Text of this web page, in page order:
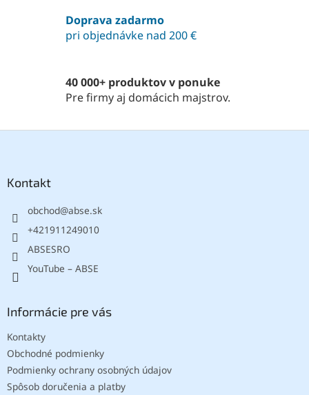
v
k
ý
p
i
u
Doprava zadarmo
pri objednávke nad 200 €
40 000+ produktov v ponuke
Pre firmy aj domácich majstrov.
Kontakt
obchod@abse.sk
+421911249010
ABSESRO
YouTube – ABSE
Informácie pre vás
Kontakty
Obchodné podmienky
Podmienky ochrany osobných údajov
Spôsob doručenia a platby